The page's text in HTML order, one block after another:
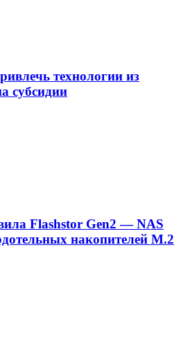
технологии из
субсидии
Flashstor Gen2 — NAS
накопителей M.2